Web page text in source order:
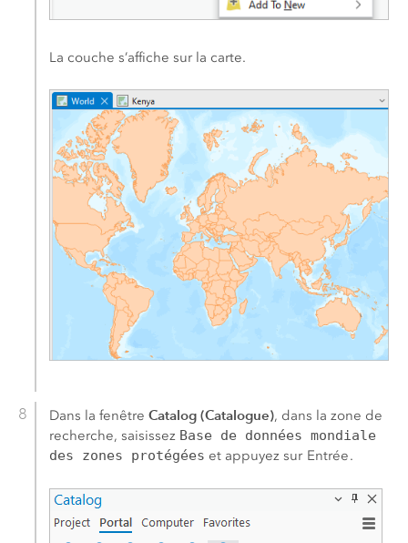
La couche s’affiche sur la carte.
Dans la fenêtreCatalog (Catalogue), dans la zone de
recherche, saisissez Base de données mondiale
des zones protégées et appuyez sur Entrée.